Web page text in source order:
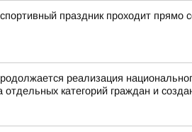
праздник проходит прямо
реализация
категорий граждан и